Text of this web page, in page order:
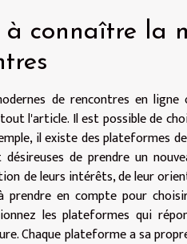
à connaître la
de rencontres en
l'article. Il est possible de
il existe des plateformes
de prendre un
de leurs intérêts, de leur
en compte pour
les plateformes qui
Chaque plateforme a sa